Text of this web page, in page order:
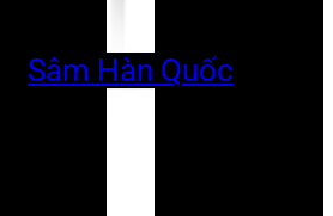
Sâm Hàn Quốc